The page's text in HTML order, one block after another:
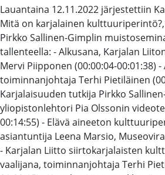
Lauantaina 12.11.2022 järjestettiin
Mitä on karjalainen kulttuuriperintö?,
Pirkko Sallinen-Gimplin
tallenteella: - Alkusana, Karjalan
Mervi Piipponen (00:00:04-00:01:38)
toiminnanjohtaja Terhi Pietiläinen
Karjalaisuuden tutkija Pirkko
yliopistonlehtori Pia Olssonin
00:14:55) - Elävä aineeton
asiantuntija Leena Marsio,
- Karjalan Liitto siirtokarjalaisten
vaalijana, toiminnanjohtaja Terhi